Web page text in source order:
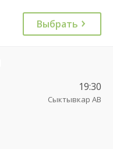
Выбрать
19:30
Сыктывкар АВ